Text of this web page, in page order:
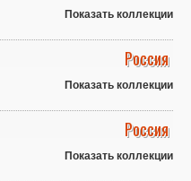
Показать коллекции
Россия
Показать коллекции
Россия
Показать коллекции